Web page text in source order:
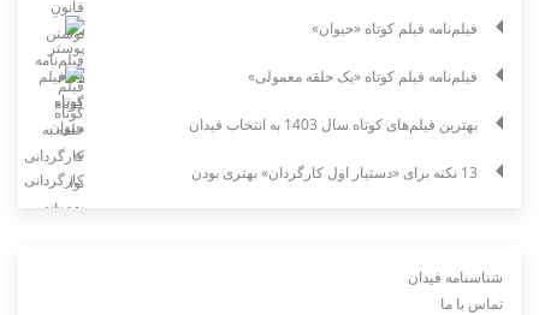
فیلم‌نامه فیلم کوتاه «حیوان»
فیلم‌نامه فیلم کوتاه «یک حلقه معمولی»
بهترین فیلم‌های کوتاه سال 1403 به انتخاب فیدان
13 نکته برای «دستیار اول کارگردان» بهتری بودن
شناسنامه فیدان
تماس با ما